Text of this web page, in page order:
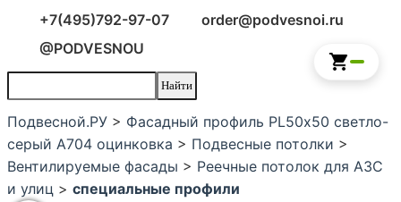
+7(495)792-97-07
order@podvesnoi.ru
@PODVESNOU
Подвесной.РУ > Фасадный профиль PL50х50 светло-
серый А704 оцинковка > Подвесные потолки >
Вентилируемые фасады > Реечные потолок для АЗС
и улиц > специальные профили